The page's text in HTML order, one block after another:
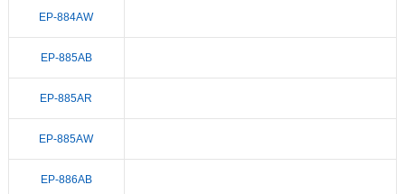
EP-884AW
EP-885AB
EP-885AR
EP-885AW
EP-886AB